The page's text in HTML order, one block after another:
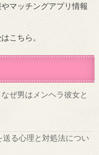
マッチングアプリ情報
はこちら。
ぜ男はメンヘラ彼女と
る心理と対処法につい